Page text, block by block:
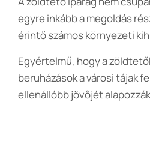
egyre inkább a megoldás
érintő számos környezeti
Egyértelmű, hogy a
beruházások a városi tájak
ellenállóbb jövőjét